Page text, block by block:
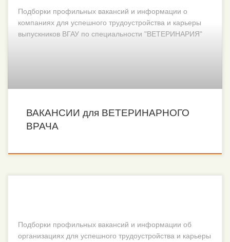
Подборки профильных вакансий и информации о
компаниях для успешного трудоустройства и карьеры
выпускников ВГАУ по специальности "ВЕТЕРИНАРИЯ"
ВАКАНСИИ для ВЕТЕРИНАРНОГО
ВРАЧА
Подборки профильных вакансий и информации об
организациях для успешного трудоустройства и карьеры